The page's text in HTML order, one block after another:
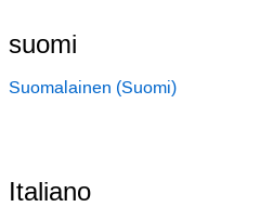
suomi
Suomalainen (Suomi)
Italiano